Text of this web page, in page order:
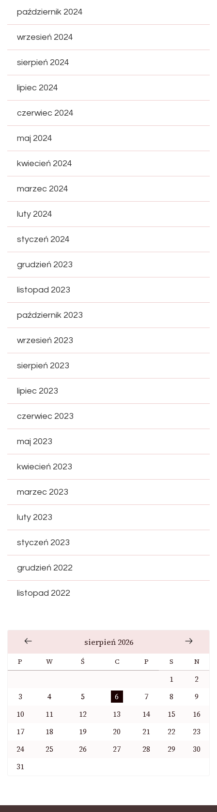
październik 2024
wrzesień 2024
sierpień 2024
lipiec 2024
czerwiec 2024
maj 2024
kwiecień 2024
marzec 2024
luty 2024
styczeń 2024
grudzień 2023
listopad 2023
październik 2023
wrzesień 2023
sierpień 2023
lipiec 2023
czerwiec 2023
maj 2023
kwiecień 2023
marzec 2023
luty 2023
styczeń 2023
grudzień 2022
listopad 2022
sierpień 2026
P W Ś C P S N
1
2
3
4 5 6 7 8
9
10
11 12 13 14 15
16
17
18 19 20 21 22
23
24
25 26 27 28 29
30
31